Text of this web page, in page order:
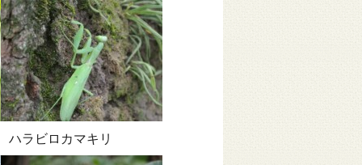
ハラビロカマキリ